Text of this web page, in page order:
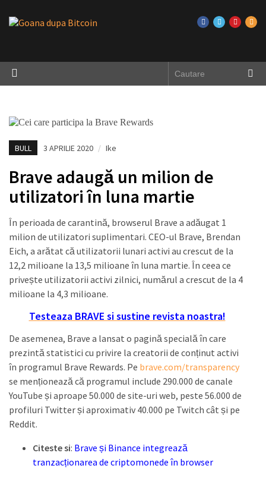
BULL 3 APRILIE 2020 / Ike
Brave adaugă un milion de
utilizatori în luna martie
În perioada de carantină, browserul Brave a adăugat 1
milion de utilizatori suplimentari. CEO-ul Brave, Brendan
Eich, a arătat că utilizatorii lunari activi au crescut de la
12,2 milioane la 13,5 milioane în luna martie. În ceea ce
privește utilizatorii activi zilnici, numărul a crescut de la 4
milioane la 4,3 milioane.
Testeaza BRAVE si sustine revista noastra!
De asemenea, Brave a lansat o pagină specială în care
prezintă statistici cu privire la creatorii de conținut activi
în programul Brave Rewards. Pe brave.com/transparency
se menționează că programul include 290.000 de canale
YouTube și aproape 50.000 de site-uri web, peste 56.000 de
profiluri Twitter și aproximativ 40.000 pe Twitch cât și pe
Reddit.
Citeste si: Brave și Binance integrează
tranzacționarea de criptomonede în browser